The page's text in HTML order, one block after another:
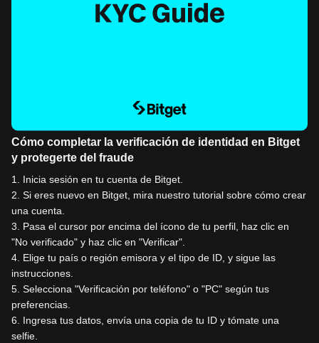
Cómo completar la verificación de identidad en Bitget
y protegerte del fraude
1
Inicia sesión en tu cuenta de Bitget.
2 Si eres nuevo en Bitget, mira nuestro tutorial sobre cómo crear
una cuenta.
3
Pasa el cursor por encima del ícono de tu perfil, haz clic en
"No verificado" y haz clic en "Verificar".
4 Elige tu país o región emisora y el tipo de ID, y sigue las
instrucciones.
5 Selecciona "Verificación por teléfono" o "PC" según tus
preferencias.
6
Ingresa tus datos, envía una copia de tu ID y tómate una
selfie.